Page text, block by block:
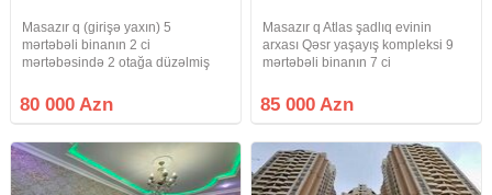
Masazır q (girişə yaxın) 5
mərtəbəli binanın 2 ci
mərtəbəsində 2 otağa düzəlmiş
satılır.Geniş mətbəxi və açıq
eyvanı var.Təmirdən sonra yaşayış
80 000 Azn
Masazır q Atlas şadlıq evinin
arxası Qəsr yaşayış kompleksi 9
mərtəbəli binanın 7 ci
m² sahəsi olan mənzil
satılır.Əşyalarla birgə.Lift, Qaz,
85 000 Azn